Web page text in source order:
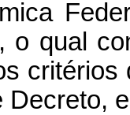
o qual
critérios
Decreto,